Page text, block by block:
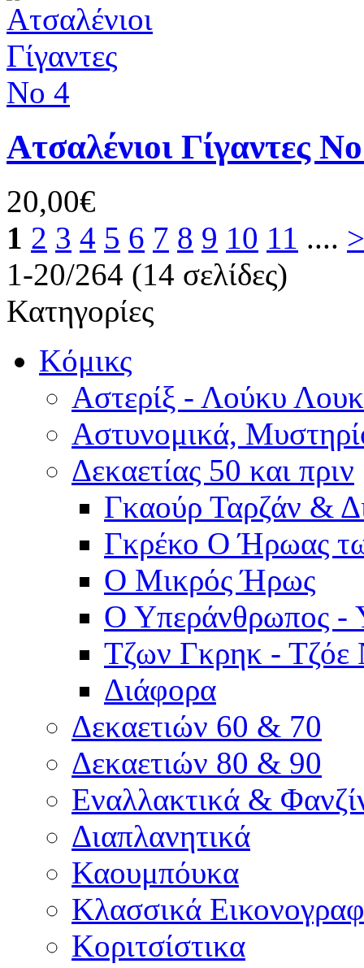
Ατσαλένιοι Γίγαντες
20,00€
1 2 3 4 5 6 7 8 9 10 11 .... >
1-20/264 (14 σελίδες)
Κατηγορίες
Κόμικς
Αστερίξ - Λούκυ
Αστυνομικά,
Δεκαετίας 50 και πριν
Γκαούρ Ταρζάν &
Γκρέκο Ο Ήρωας
Ο Μικρός Ήρως
Ο Υπεράνθρωπος -
Τζων Γκρηκ - Τζόε
Διάφορα
Δεκαετιών 60 & 70
Δεκαετιών 80 & 90
Εναλλακτικά &
Διαπλανητικά
Καουμπόυκα
Κλασσικά
Κοριτσίστικα